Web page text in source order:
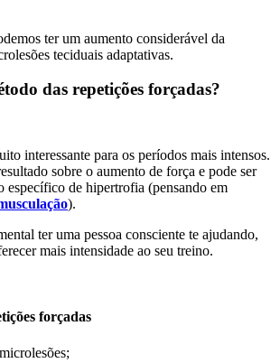
ter um aumento considerável da
teciduais adaptativas.
das repetições forçadas?
interessante para os períodos mais intensos.
sobre o aumento de força e pode ser
específico de hipertrofia (pensando em
).
ter uma pessoa consciente te ajudando,
mais intensidade ao seu treino.
forçadas